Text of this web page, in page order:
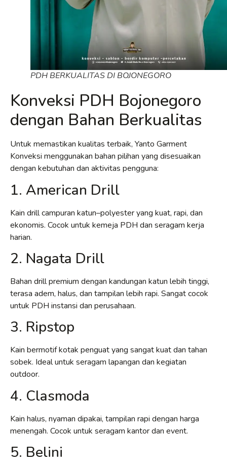
PDH BERKUALITAS DI BOJONEGORO
Konveksi PDH Bojonegoro
dengan Bahan Berkualitas
Untuk memastikan kualitas terbaik, Yanto Garment
Konveksi menggunakan bahan pilihan yang disesuaikan
dengan kebutuhan dan aktivitas pengguna:
1. American Drill
Kain drill campuran katun–polyester yang kuat, rapi, dan
ekonomis. Cocok untuk kemeja PDH dan seragam kerja
harian.
2. Nagata Drill
Bahan drill premium dengan kandungan katun lebih tinggi,
terasa adem, halus, dan tampilan lebih rapi. Sangat cocok
untuk PDH instansi dan perusahaan.
3. Ripstop
Kain bermotif kotak penguat yang sangat kuat dan tahan
sobek. Ideal untuk seragam lapangan dan kegiatan
outdoor.
4. Clasmoda
Kain halus, nyaman dipakai, tampilan rapi dengan harga
menengah. Cocok untuk seragam kantor dan event.
5. Belini